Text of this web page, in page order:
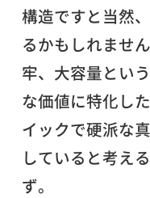
構造ですと当然
るかもしれませ
牢、大容量とい
な価値に特化し
イックで硬派な
していると考え
ず。